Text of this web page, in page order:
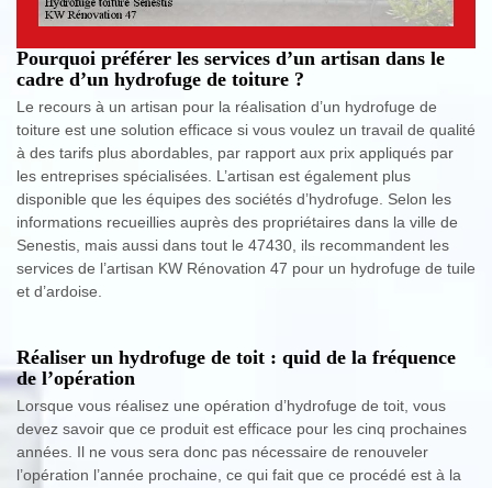
Pourquoi préférer les services d’un artisan dans le
cadre d’un hydrofuge de toiture ?
Le recours à un artisan pour la réalisation d’un hydrofuge de
toiture est une solution efficace si vous voulez un travail de qualité
à des tarifs plus abordables, par rapport aux prix appliqués par
les entreprises spécialisées. L’artisan est également plus
disponible que les équipes des sociétés d’hydrofuge. Selon les
informations recueillies auprès des propriétaires dans la ville de
Senestis, mais aussi dans tout le 47430, ils recommandent les
services de l’artisan KW Rénovation 47 pour un hydrofuge de tuile
et d’ardoise.
Réaliser un hydrofuge de toit : quid de la fréquence
de l’opération
Lorsque vous réalisez une opération d’hydrofuge de toit, vous
devez savoir que ce produit est efficace pour les cinq prochaines
années. Il ne vous sera donc pas nécessaire de renouveler
l’opération l’année prochaine, ce qui fait que ce procédé est à la